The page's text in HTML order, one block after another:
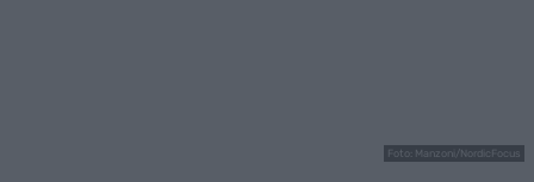
Foto: Manzoni/NordicFocus